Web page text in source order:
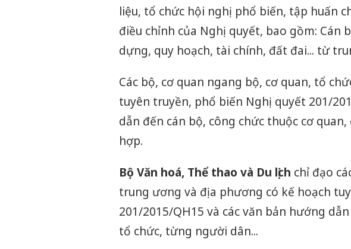
liệu, tổ chức hội nghị phổ biến, tập huấn
điều chỉnh của Nghị quyết, bao gồm: Cán
dựng, quy hoạch, tài chính, đất đai... từ
Các bộ, cơ quan ngang bộ, cơ quan, tổ
tuyên truyền, phổ biến Nghị quyết 201/
dẫn đến cán bộ, công chức thuộc cơ
hợp.
Bộ Văn hoá, Thể thao và Du lịch chỉ đạo
trung ương và địa phương có kế hoạch
201/2015/QH15 và các văn bản hướng
tổ chức, từng người dân...